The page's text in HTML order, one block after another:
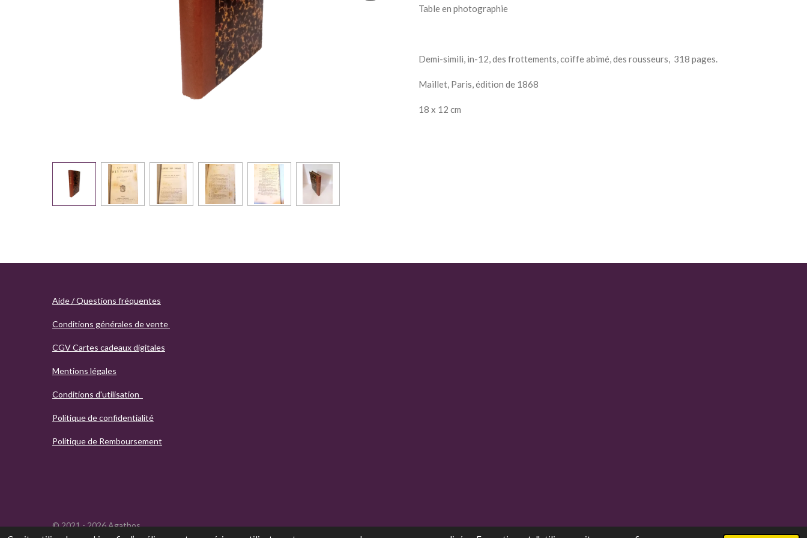
Table en photographie
Demi-simili, in-12, des frottements, coiffe abimé, des rousseurs, 318 pages.
Maillet, Paris, édition de 1868
18 x 12 cm
Aide / Questions fréquentes
Conditions générales de vente
CGV Cartes cadeaux digitales
Mentions légales
Conditions d'utilisation
Politique de confidentialité
Politique de Remboursement
© 2021 - 2026 Agathos